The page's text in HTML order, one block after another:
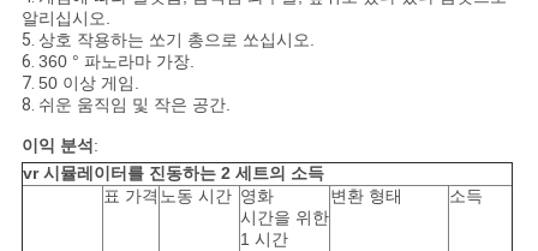
알리십시오.
5. 상호 작용하는 쏘기 총으로 쏘십시오.
6. 360 ° 파노라마 가장.
7. 50 이상 게임.
8. 쉬운 움직임 및 작은 공간.
이익 분석 :
vr 시뮬레이터를 진동하는 2 세트의 소득
표 가격 노동 시간 영화
시간을 위한
1 시간
변환 형태 소득